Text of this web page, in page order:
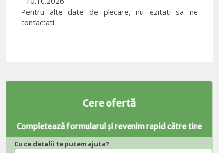
Pentru alte date de plecare, nu ezitati sa ne
contactati.
Cere ofertă
Completează formularul și revenim rapid către tine
Cu ce detalii te putem ajuta?